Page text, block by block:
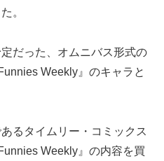
。
だった、オムニバス形式の
Weekly』のキャラと
るタイムリー・コミックス
Weekly』の内容を買